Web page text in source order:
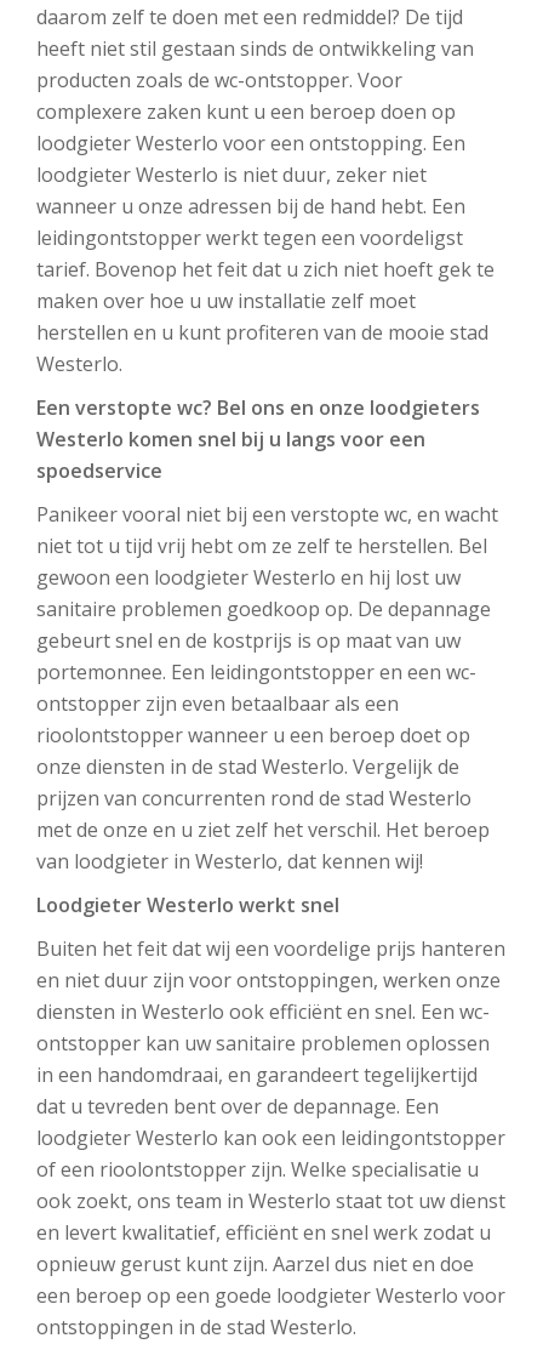
daarom zelf te doen met een redmiddel? De tijd
heeft niet stil gestaan sinds de ontwikkeling van
producten zoals de wc-ontstopper. Voor
complexere zaken kunt u een beroep doen op
loodgieter Westerlo voor een ontstopping. Een
loodgieter Westerlo is niet duur, zeker niet
wanneer u onze adressen bij de hand hebt. Een
leidingontstopper werkt tegen een voordeligst
tarief. Bovenop het feit dat u zich niet hoeft gek te
maken over hoe u uw installatie zelf moet
herstellen en u kunt profiteren van de mooie stad
Westerlo.
Een verstopte wc? Bel ons en onze loodgieters
Westerlo komen snel bij u langs voor een
spoedservice
Panikeer vooral niet bij een verstopte wc, en wacht
niet tot u tijd vrij hebt om ze zelf te herstellen. Bel
gewoon een loodgieter Westerlo en hij lost uw
sanitaire problemen goedkoop op. De depannage
gebeurt snel en de kostprijs is op maat van uw
portemonnee. Een leidingontstopper en een wc-
ontstopper zijn even betaalbaar als een
rioolontstopper wanneer u een beroep doet op
onze diensten in de stad Westerlo. Vergelijk de
prijzen van concurrenten rond de stad Westerlo
met de onze en u ziet zelf het verschil. Het beroep
van loodgieter in Westerlo, dat kennen wij!
Loodgieter Westerlo werkt snel
Buiten het feit dat wij een voordelige prijs hanteren
en niet duur zijn voor ontstoppingen, werken onze
diensten in Westerlo ook efficiënt en snel. Een wc-
ontstopper kan uw sanitaire problemen oplossen
in een handomdraai, en garandeert tegelijkertijd
dat u tevreden bent over de depannage. Een
loodgieter Westerlo kan ook een leidingontstopper
of een rioolontstopper zijn. Welke specialisatie u
ook zoekt, ons team in Westerlo staat tot uw dienst
en levert kwalitatief, efficiënt en snel werk zodat u
opnieuw gerust kunt zijn. Aarzel dus niet en doe
een beroep op een goede loodgieter Westerlo voor
ontstoppingen in de stad Westerlo.